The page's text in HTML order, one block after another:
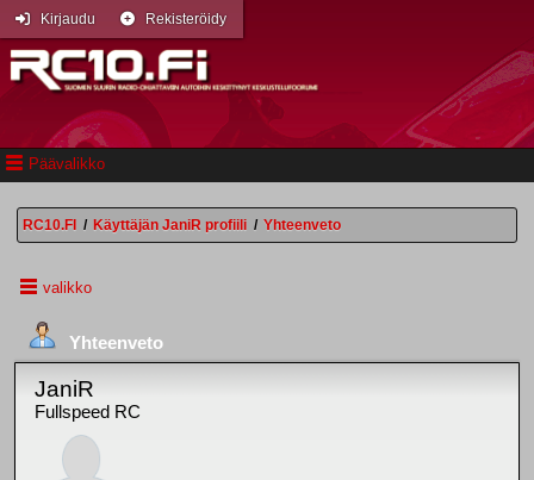
Päävalikko
Kirjaudu Rekisteröidy
RC10.FI / Käyttäjän JaniR profiili / Yhteenveto
valikko
Yhteenveto
JaniR
Fullspeed RC